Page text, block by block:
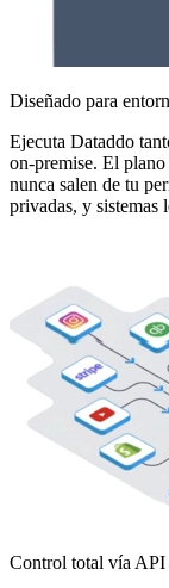
Diseñado para
Ejecuta Dataddo
on-premise. El
nunca salen de tu
privadas, y
Control total vía API